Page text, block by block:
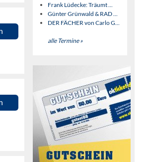
Frank Lüdecke: Träumt ...
Günter Grünwald & RAD ...
DER FÄCHER von Carlo G...
alle Termine »